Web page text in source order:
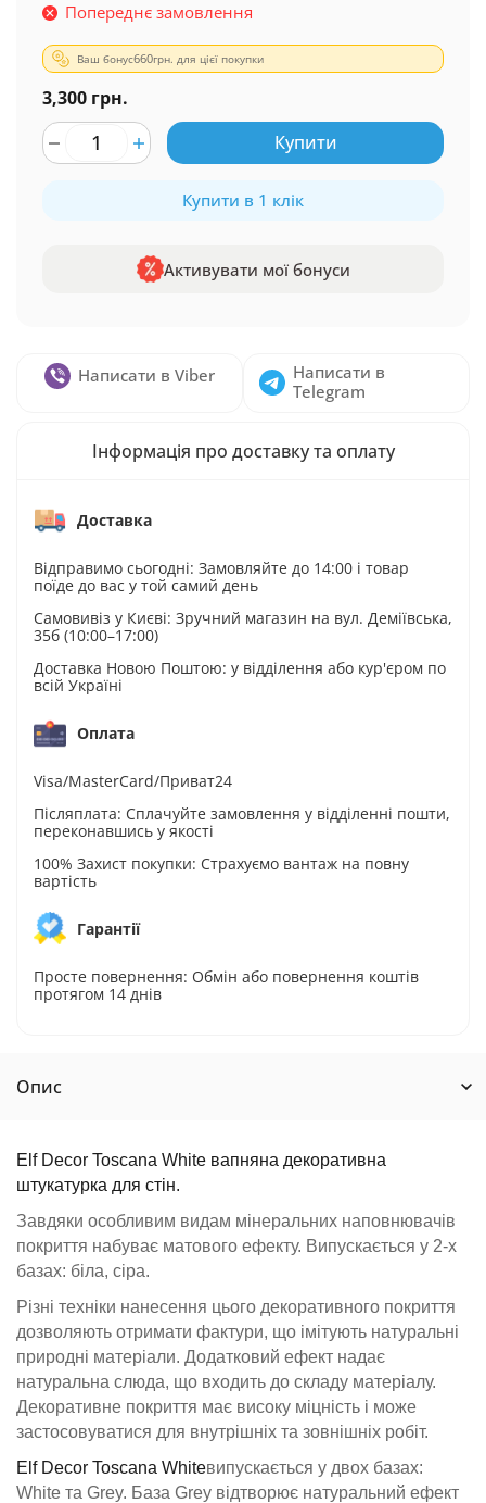
Попереднє замовлення
Ваш бонус660грн. для цієї покупки
3,300 грн.
Купити
Купити в 1 клік
Активувати мої бонуси
Написати в Viber
Написати в
Telegram
Інформація про доставку та оплату
Доставка
Відправимо сьогодні: Замовляйте до 14:00 і товар
поїде до вас у той самий день
Самовивіз у Києві: Зручний магазин на вул. Деміївська,
35б (10:00–17:00)
Доставка Новою Поштою: у відділення або кур'єром по
всій Україні
Оплата
Visa/MasterCard/Приват24
Післяплата: Сплачуйте замовлення у відділенні пошти,
переконавшись у якості
100% Захист покупки: Страхуємо вантаж на повну
вартість
Гарантії
Просте повернення: Обмін або повернення коштів
протягом 14 днів
Опис
Elf Decor Toscana White вапняна декоративна
штукатурка для стін.
Завдяки особливим видам мінеральних наповнювачів
покриття набуває матового ефекту. Випускається у 2-х
базах: біла, сіра.
Різні техніки нанесення цього декоративного покриття
дозволяють отримати фактури, що імітують натуральні
природні матеріали. Додатковий ефект надає
натуральна слюда, що входить до складу матеріалу.
Декоративне покриття має високу міцність і може
застосовуватися для внутрішніх та зовнішніх робіт.
Elf Decor Toscana Whiteвипускається у двох базах:
White та Grey. База Grey відтворює натуральний ефект